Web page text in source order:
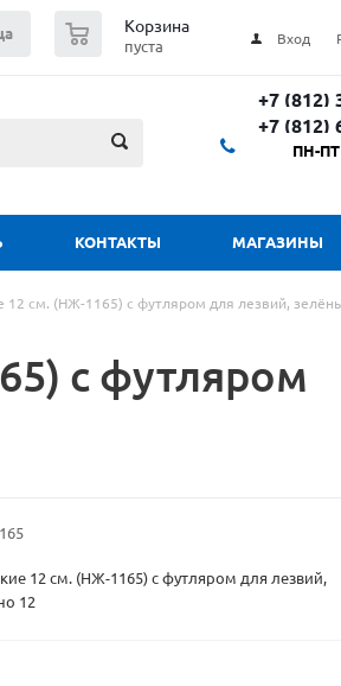
Вход
Корзина
пуста
+7 (812)
+7 (812)
ПН-ПТ
КОНТАКТЫ МАГАЗИНЫ
12 см. (НЖ-1165) с футляром для лезвий,
с футляром
12 см. (НЖ-1165) с футляром для лезвий,
12